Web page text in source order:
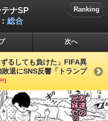
ナSP
総合
Ranking
次へ
るしても負けた」FIFA異
退にSNS反響「トランプ